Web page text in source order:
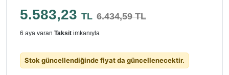
5.583,23 TL 6.434,59 TL
6 aya varan Taksit imkanıyla
Stok güncellendiğinde fiyat da güncellenecektir.